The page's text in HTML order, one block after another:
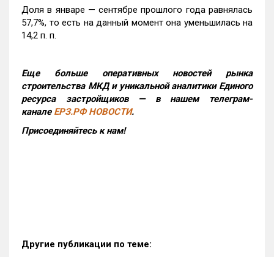
Доля в январе — сентябре прошлого года равнялась
57,7%, то есть на данный момент она уменьшилась на
14,2 п. п.
Еще больше оперативных новостей рынка
строительства МКД и уникальной аналитики Единого
ресурса застройщиков — в нашем телеграм-
канале ЕРЗ.РФ НОВОСТИ.
Присоединяйтесь к нам!
Другие публикации по теме: